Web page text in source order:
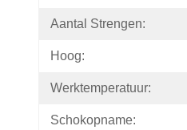
Aantal Strengen:
Hoog:
Werktemperatuur:
Schokopname: